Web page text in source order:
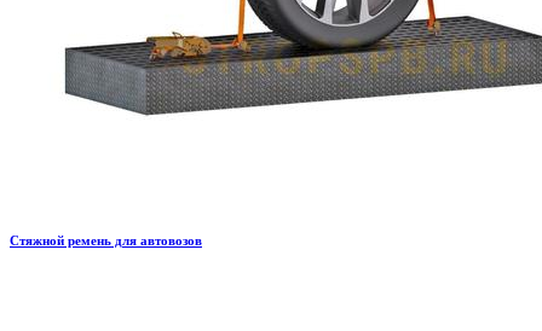
Стяжной ремень для автовозов